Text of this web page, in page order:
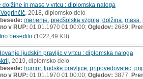
dolžine in mase v vrtcu : diplomska naloga
, 2018, diplomsko delo
merjenje predšolska vzgoja dolžina masa
v RUP: 01.01.1970 01:00:00; Ogledov: 2689;
besedilo (1022,49 KB)
ljudskih pravljic v vrtcu : diplomska naloga
, 2019, diplomsko delo
humor, ljudske pravljice pripovedovalec
v RUP: 01.01.1970 01:00:00; Ogledov: 3877;